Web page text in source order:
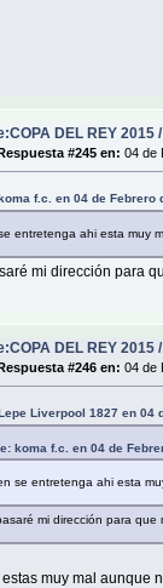
DEL REY 2015
#245 en: 04 de
f.c. en 04 de Febrero
entretenga ahi esta muy
mi dirección para
DEL REY 2015
#246 en: 04 de
Liverpool 1827 en 04
koma f.c. en 04 de
se entretenga ahi esta
mi dirección para
estas muy mal aunque